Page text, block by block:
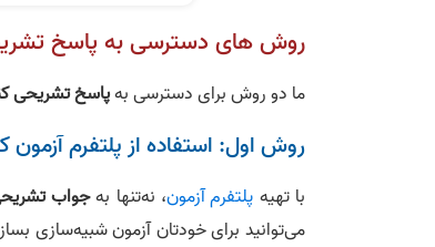
روش‌ های دسترسی به پاسخ تشریحی
ما دو روش برای دسترسی بهپاسخ تشریحی
روش اول: استفاده از پلتفرم آزمون
با تهیه پلتفرم آزمون، نه‌تنها بهجواب
می‌توانید برای خودتان آزمون شبیه‌سازی